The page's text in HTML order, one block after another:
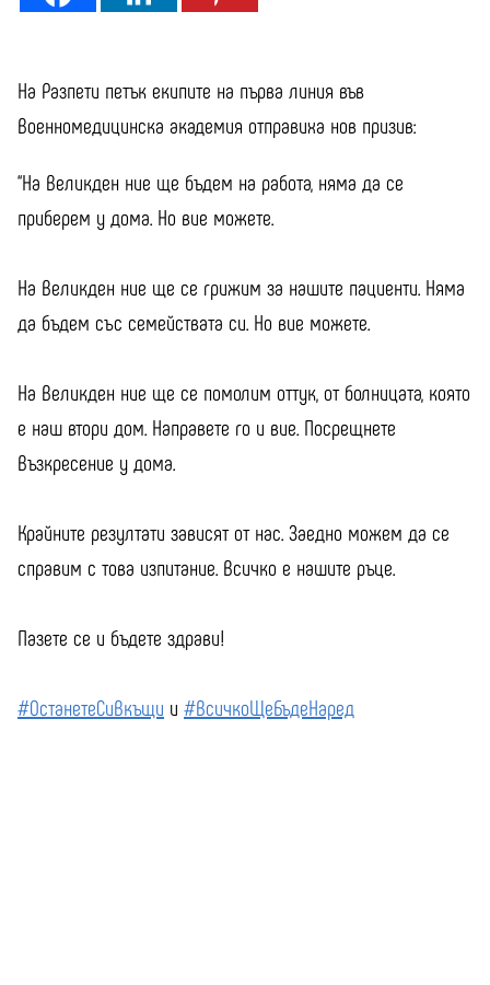
На Разпети петък екипите на първа линия във
Военномедицинска академия отправиха нов призив:
“На Великден ние ще бъдем на работа, няма да се
приберем у дома. Но вие можете.
На Великден ние ще се грижим за нашите пациенти. Няма
да бъдем със семействата си. Но вие можете.
На Великден ние ще се помолим оттук, от болницата, която
е наш втори дом. Направете го и вие. Посрещнете
Възкресение у дома.
Крайните резултати зависят от нас. Заедно можем да се
справим с това изпитание. Всичко е нашите ръце.
Пазете се и бъдете здрави!
#ОстанетеСиВкъщи и #ВсичкоЩеБъдеНаред